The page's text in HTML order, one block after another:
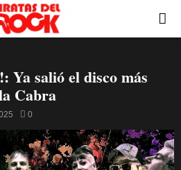
Ya salió el disco más
Cabra
0